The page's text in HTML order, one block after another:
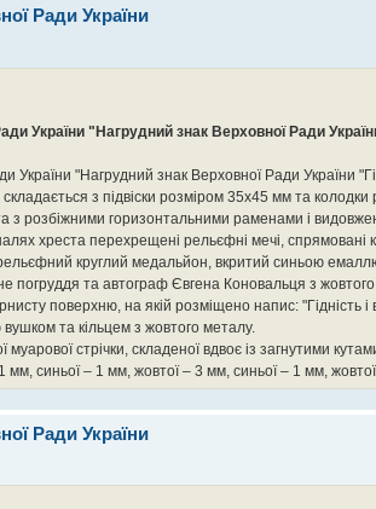
Ради України
України "Нагрудний знак Верховної Ради
України "Нагрудний знак Верховної Ради України
з підвіски розміром 35х45 мм та
з розбіжними горизонтальними раменами і
хреста перехрещені рельєфні мечі, спрямовані
круглий медальйон, вкритий синьою
погруддя та автограф Євгена Коновальця з жовтого
поверхню, на якій розміщено напис: "Гідність і
вушком та кільцем з жовтого металу.
муарової стрічки, складеної вдвоє із загнутими
мм, синьої – 1 мм, жовтої – 3 мм, синьої – 1 мм,
Ради України